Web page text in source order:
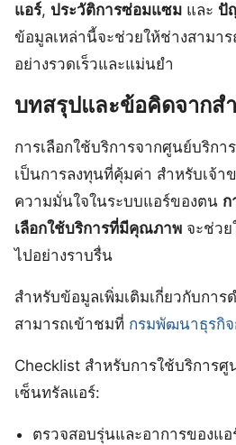
แอร์, ประวัติการซ่อมแซม และ ปั
ข้อมูลเหล่านี้จะช่วยให้ช่างสามา
อย่างรวดเร็วและแม่นยำ
บทสรุปและข้อคิดจากส
การเลือกใช้บริการจากศูนย์บริกา
เป็นการลงทุนที่คุ้มค่า สำหรับเจ้า
ความมั่นใจในระบบแอร์ของตน ก
เลือกใช้บริการที่มีคุณภาพ จะช่ว
ไปอย่างราบรื่น
สำหรับข้อมูลเพิ่มเติมเกี่ยวกับการ
สามารถเข้าชมที่ กรมพัฒนาธุรกิจ
Checklist สำหรับการใช้บริการศู
เซ็นทรัลแอร์:
ตรวจสอบรุ่นและอาการของแอ